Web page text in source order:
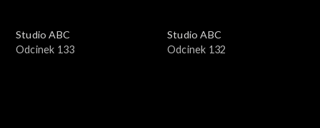
Studio ABC
Odcinek 133
Studio ABC
Odcinek 132